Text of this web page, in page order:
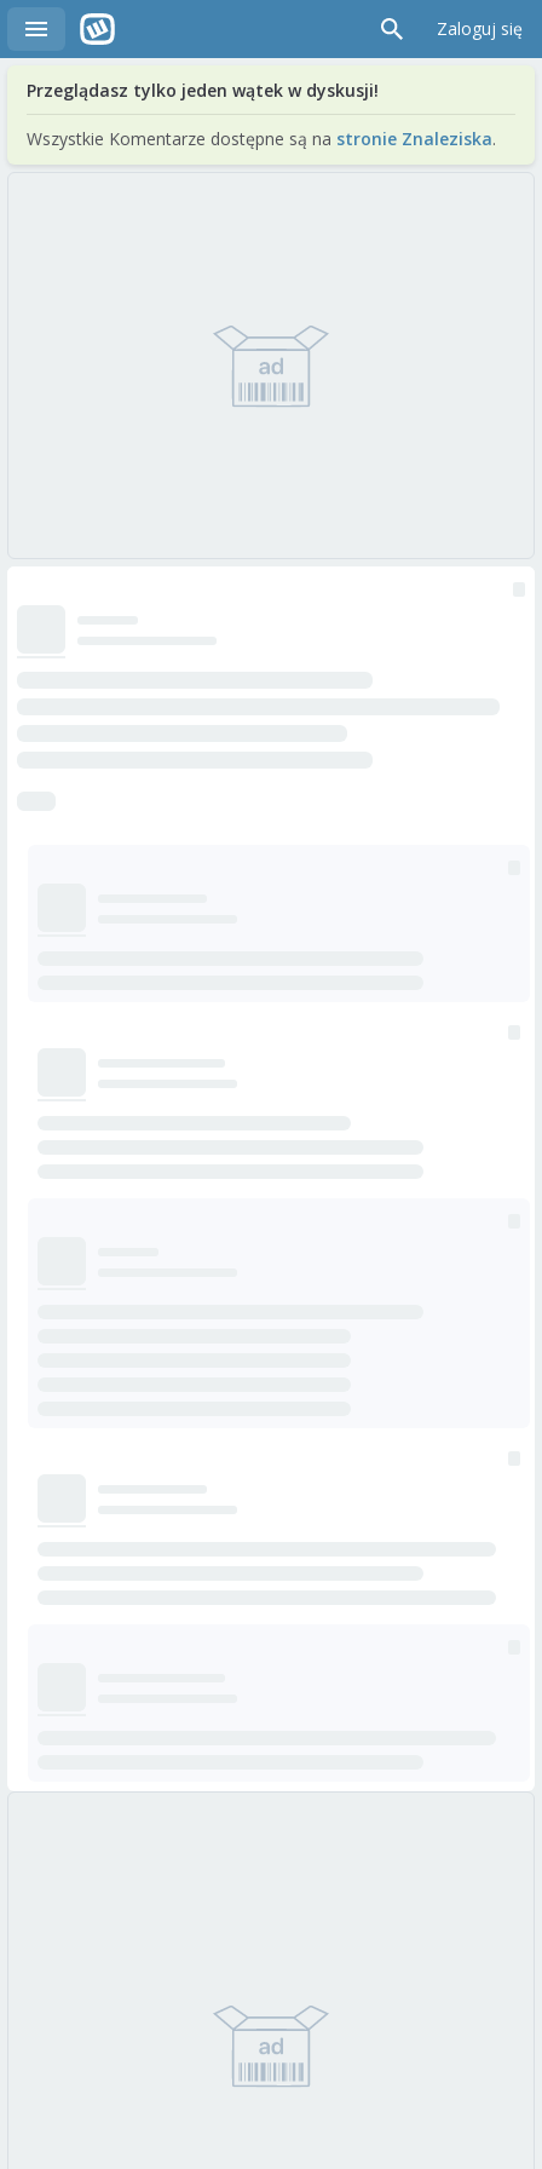
Zaloguj się
Przeglądasz tylko jeden wątek w dyskusji!
Wszystkie Komentarze dostępne są na stronie Znaleziska.